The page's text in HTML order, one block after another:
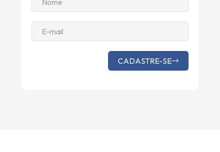
CADASTRE-SE